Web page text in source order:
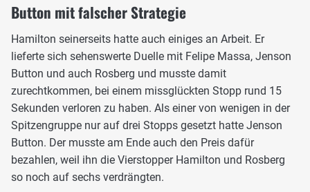
Button mit falscher Strategie
Hamilton seinerseits hatte auch einiges an Arbeit. Er
lieferte sich sehenswerte Duelle mit Felipe Massa, Jenson
Button und auch Rosberg und musste damit
zurechtkommen, bei einem missglückten Stopp rund 15
Sekunden verloren zu haben. Als einer von wenigen in der
Spitzengruppe nur auf drei Stopps gesetzt hatte Jenson
Button. Der musste am Ende auch den Preis dafür
bezahlen, weil ihn die Vierstopper Hamilton und Rosberg
so noch auf sechs verdrängten.